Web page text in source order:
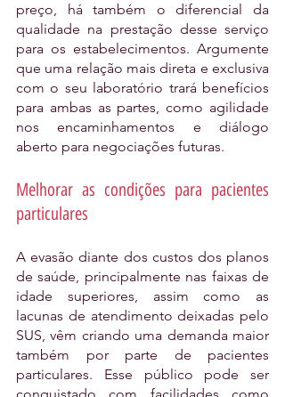
preço, há também o diferencial da
qualidade na prestação desse serviço
para os estabelecimentos. Argumente
que uma relação mais direta e exclusiva
com o seu laboratório trará benefícios
para ambas as partes, como agilidade
nos encaminhamentos e diálogo
aberto para negociações futuras.
Melhorar as condições para pacientes
particulares
A evasão diante dos custos dos planos
de saúde, principalmente nas faixas de
idade superiores, assim como as
lacunas de atendimento deixadas pelo
SUS, vêm criando uma demanda maior
também por parte de pacientes
particulares. Esse público pode ser